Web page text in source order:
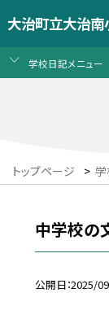
大治町立大治南
学校日記メニュー
トップページ >
中学校の
公開日 2025/